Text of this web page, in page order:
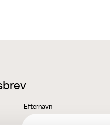
Efternavn